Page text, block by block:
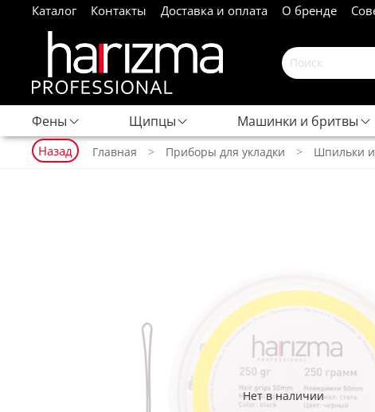
Каталог Контакты Доставка и оплата О бренде
Фены Щипцы Машинки и бритвы
Назад Главная Приборы для укладки Шпильки
Нет в наличии